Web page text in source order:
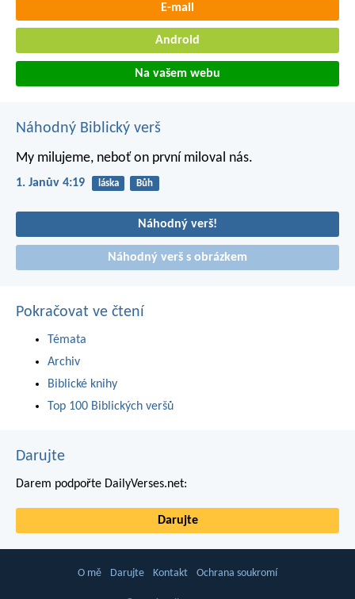
E-mail
Android
Na vašem webu
Náhodný Biblický verš
My milujeme, neboť on první miloval nás.
1. Janův 4:19 láska Bůh
Náhodný verš!
Náhodný verš s obrázkem
Pokračovat ve čtení
Témata
Archiv
Biblické knihy
Top 100 Biblických veršů
Darujte
Darem podpořte DailyVerses.net:
Darujte
O mě Darujte Kontakt Ochrana soukromí